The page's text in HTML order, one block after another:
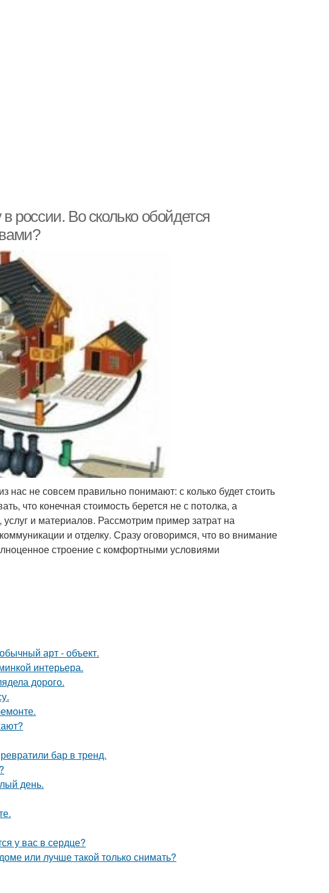
россии. Во сколько обойдется
нас не совсем правильно понимают: с колько будет стоить
что конечная стоимость берется не с потолка, а
и материалов. Рассмотрим пример затрат на
и отделку. Сразу оговоримся, что во внимание
строение с комфортными условиями
арт - объект.
интерьера.
дорого.
бар в тренд.
день.
у вас в сердце?
или лучше такой только снимать?